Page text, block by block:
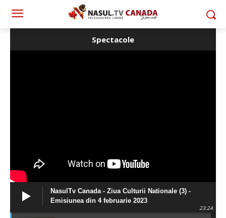
Spectacole
NasulTv Canada - Ziua Culturii Nationale (3) -
Emisiunea din 4 februarie 2023
23:24